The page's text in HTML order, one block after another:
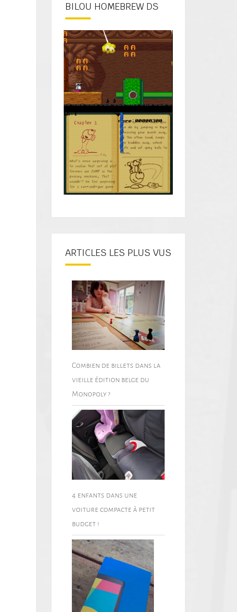
BILOU HOMEBREW DS
ARTICLES LES PLUS VUS
Combien de billets dans la
vieille édition belge du
Monopoly ?
4 enfants dans une
voiture compacte à petit
budget !